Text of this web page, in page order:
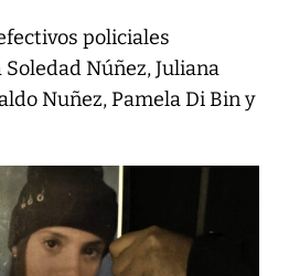
policiales
Núñez, Juliana
Nuñez, Pamela Di Bin y